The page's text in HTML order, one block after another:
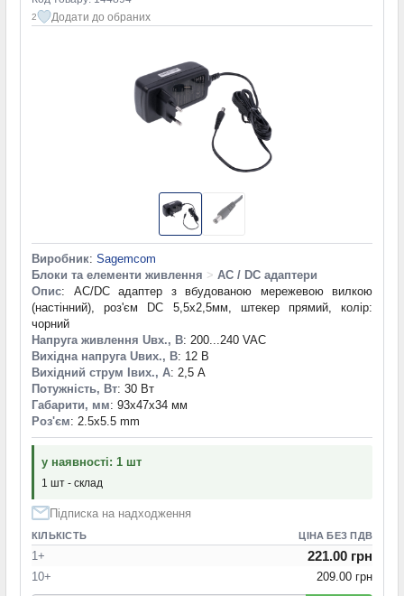
2 Додати до обраних
Виробник: Sagemcom
Блоки та елементи живлення > AC / DC адаптери
Опис: AC/DC адаптер з вбудованою мережевою вилкою
(настінний), роз'єм DC 5,5х2,5мм, штекер прямий, колір:
чорний
Напруга живлення Uвх., В: 200...240 VAC
Вихідна напруга Uвих., В: 12 В
Вихідний струм Iвих., А: 2,5 А
Потужність, Вт: 30 Вт
Габарити, мм: 93x47x34 мм
Роз'єм: 2.5x5.5 mm
у наявності: 1 шт
1 шт - склад
Підписка на надходження
КІЛЬКІСТЬ ЦІНА БЕЗ ПДВ
1+ 221.00 грн
10+ 209.00 грн